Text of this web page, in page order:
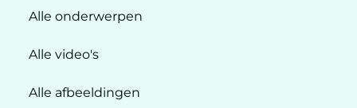
Alle onderwerpen
Alle video's
Alle afbeeldingen